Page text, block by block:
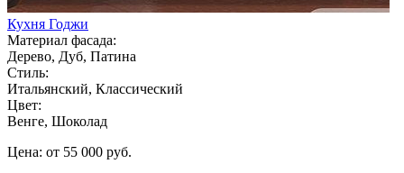
Кухня Годжи
Материал фасада:
Дерево, Дуб, Патина
Стиль:
Итальянский, Классический
Цвет:
Венге, Шоколад
Цена: от 55 000 руб.